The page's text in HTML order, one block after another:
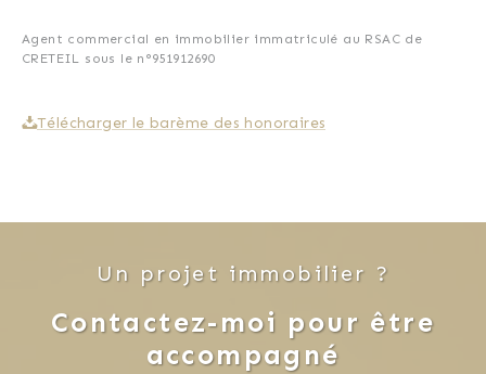
Agent commercial en immobilier immatriculé au RSAC de
CRETEIL sous le n°951912690
Télécharger le barème des honoraires
Un projet immobilier ?
Contactez-moi pour être
accompagné